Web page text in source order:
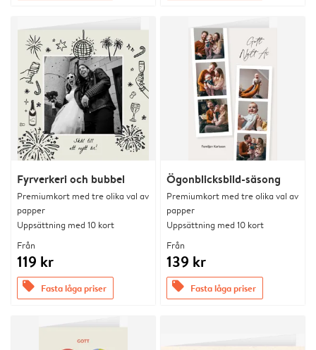
Fyrverkeri och bubbel
Premiumkort med tre olika val av
papper
Uppsättning med 10 kort
Från
119 kr
offers Fasta låga priser
Ögonblicksbild-säsong
Premiumkort med tre olika val av
papper
Uppsättning med 10 kort
Från
139 kr
offers Fasta låga priser